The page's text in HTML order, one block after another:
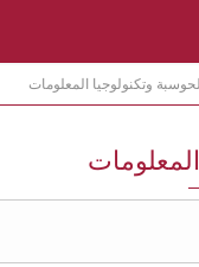
الحوسبة وتكنولوجيا المعلومات